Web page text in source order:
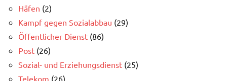
Häfen (2)
Kampf gegen Sozialabbau (29)
Öffentlicher Dienst (86)
Post (26)
Sozial- und Erziehungsdienst (25)
Telekom (26)